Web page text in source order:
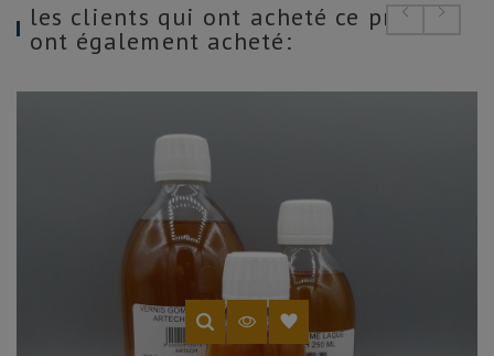
les clients qui ont acheté ce produit
ont également acheté: